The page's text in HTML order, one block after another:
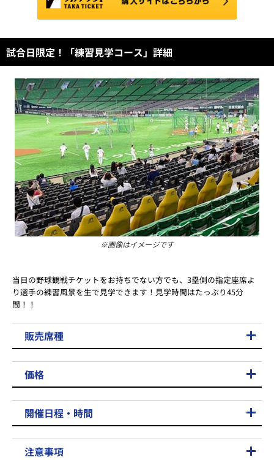
試合日限定！「練習見学コース」詳細
※画像はイメージです
当日の野球観戦チケットをお持ちでない方でも、3塁側の指定座席よ
り選手の練習風景を生で見学できます！見学時間はたっぷり45分
間！！
販売席種
価格
開催日程・時間
注意事項